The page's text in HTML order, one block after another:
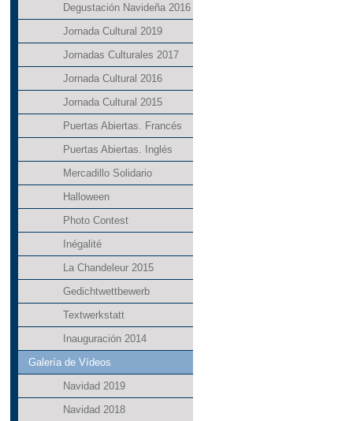
Degustación Navideña 2016
Jornada Cultural 2019
Jornadas Culturales 2017
Jornada Cultural 2016
Jornada Cultural 2015
Puertas Abiertas. Francés
Puertas Abiertas. Inglés
Mercadillo Solidario
Halloween
Photo Contest
Inégalité
La Chandeleur 2015
Gedichtwettbewerb
Textwerkstatt
Inauguración 2014
Galería de Vídeos
Navidad 2019
Navidad 2018